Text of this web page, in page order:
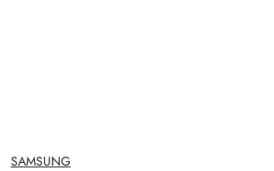
NAZWA
SAMSUNG